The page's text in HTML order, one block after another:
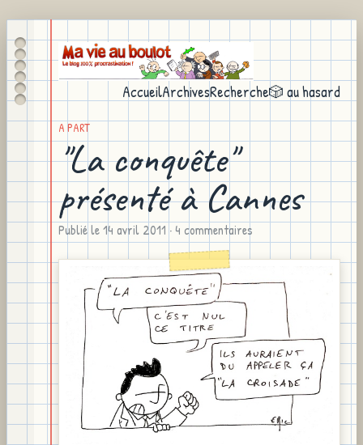
AccueilArchivesRecherche🎲 au hasard
A PART
"La conquête"
présenté à Cannes
Publié le14 avril 2011 · 4 commentaires